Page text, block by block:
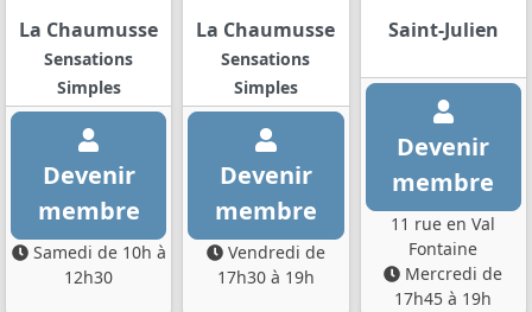
La Chaumusse
Sensations
Simples
Devenir
membre
Samedi de 10h à
12h30
La Chaumusse
Sensations
Simples
Devenir
membre
Vendredi de
17h30 à 19h
Saint-Julien
Devenir
membre
11 rue en Val
Fontaine
Mercredi de
17h45 à 19h